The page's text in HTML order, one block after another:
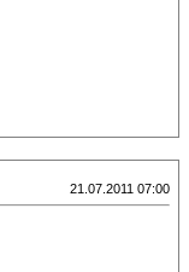
21.07.2011 07:00